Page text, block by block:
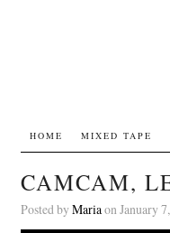
HOME MIXED TAPE
CAMCAM,
Posted byMariaon January